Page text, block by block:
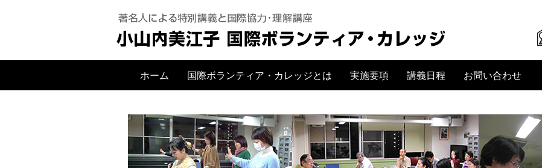
ホーム 国際ボランティア・カレッジとは 実施要項 講義日程 お問い合わせ